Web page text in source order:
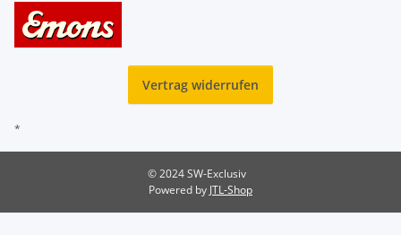
Vertrag widerrufen
*
© 2024 SW-Exclusiv
Powered by JTL-Shop